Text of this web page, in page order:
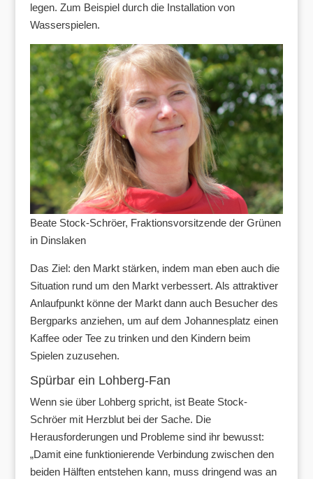
legen. Zum Beispiel durch die Installation von
Wasserspielen.
Beate Stock-Schröer, Fraktionsvorsitzende der Grünen
in Dinslaken
Das Ziel: den Markt stärken, indem man eben auch die
Situation rund um den Markt verbessert. Als attraktiver
Anlaufpunkt könne der Markt dann auch Besucher des
Bergparks anziehen, um auf dem Johannesplatz einen
Kaffee oder Tee zu trinken und den Kindern beim
Spielen zuzusehen.
Spürbar ein Lohberg-Fan
Wenn sie über Lohberg spricht, ist Beate Stock-
Schröer mit Herzblut bei der Sache. Die
Herausforderungen und Probleme sind ihr bewusst:
„Damit eine funktionierende Verbindung zwischen den
beiden Hälften entstehen kann, muss dringend was an